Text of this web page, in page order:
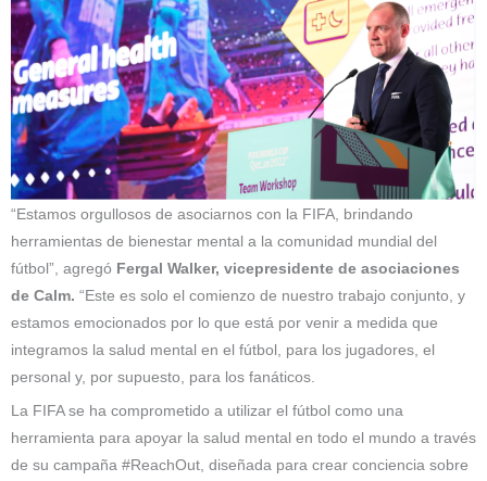
“Estamos orgullosos de asociarnos con la FIFA, brindando
herramientas de bienestar mental a la comunidad mundial del
fútbol”, agregó Fergal Walker, vicepresidente de asociaciones
de Calm. “Este es solo el comienzo de nuestro trabajo conjunto, y
estamos emocionados por lo que está por venir a medida que
integramos la salud mental en el fútbol, ​​para los jugadores, el
personal y, por supuesto, para los fanáticos.
La FIFA se ha comprometido a utilizar el fútbol como una
herramienta para apoyar la salud mental en todo el mundo a través
de su campaña #ReachOut, diseñada para crear conciencia sobre